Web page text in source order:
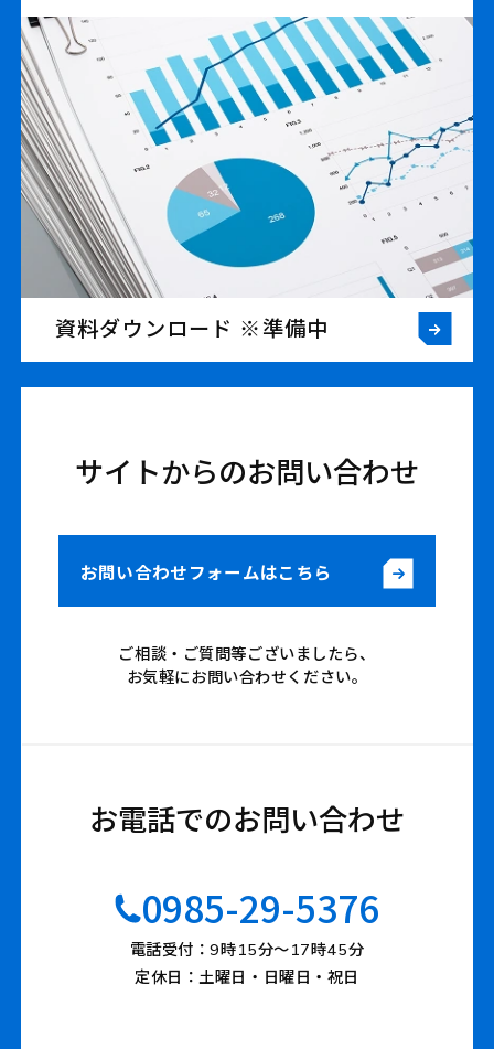
資料ダウンロード ※準備中
サイトからのお問い合わせ
お問い合わせフォームはこちら
ご相談・ご質問等ございましたら、
お気軽にお問い合わせください。
お電話でのお問い合わせ
0985-29-5376
電話受付：9時15分〜17時45分
定休日：土曜日・日曜日・祝日